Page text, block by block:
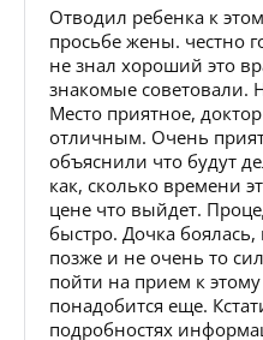
Отводил ребенка к
просьбе жены. честно
не знал хороший это
знакомые советовали.
Место приятное,
отличным. Очень
объяснили что будут
как, сколько времени
цене что выйдет.
быстро. Дочка
позже и не очень то
пойти на прием к
понадобится еще.
подробностях